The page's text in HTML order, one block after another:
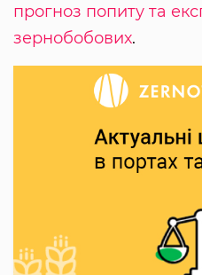
прогноз попиту та
зернобобових.